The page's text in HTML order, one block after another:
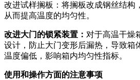
改进试样搁板：将搁板改成钢丝结构
从而提高温度的均匀性。
改进大门的锁紧装置： 对于高温干燥
设计，防止大门变形后漏热，导致箱
温度偏低，影响箱内均匀性指标。
使用和操作方面的注意事项